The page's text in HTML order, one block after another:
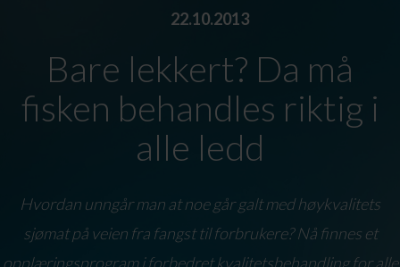
22.10.2013
Bare lekkert? Da må
fisken behandles riktig i
alle ledd
Hvordan unngår man at noe går galt med høykvalitets
sjømat på veien fra fangst til forbrukere? Nå finnes et
opplæringsprogram i forbedret kvalitetsbehandling for alle